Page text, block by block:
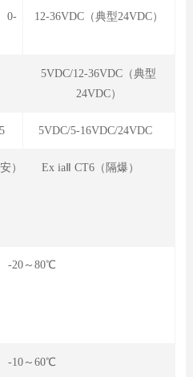
0-
12-36VDC（典型24VDC）
5VDC/12-36VDC（典型
24VDC）
5VDC/5-16VDC/24VDC
安） Ex iaⅡ CT6（隔爆）
-20～80℃
-10～60℃